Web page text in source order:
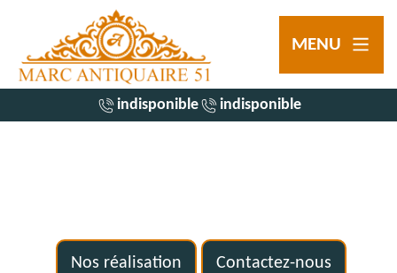
MENU
indisponible indisponible
Nos réalisation Contactez-nous